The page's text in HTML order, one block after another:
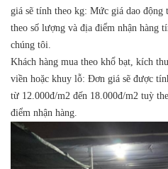
giá sẽ tính theo kg: Mức giá dao
theo số lượng và địa điểm nhận hàng
chúng tôi.
Khách hàng mua theo khổ bạt, kích
viền hoặc khuy lỗ: Đơn giá sẽ được
từ 12.000đ/m2 đến 18.000đ/m2 tuỳ
điểm nhận hàng.